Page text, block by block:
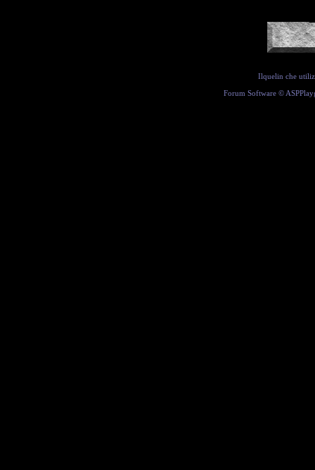
Ilquelin che
Forum Software ©